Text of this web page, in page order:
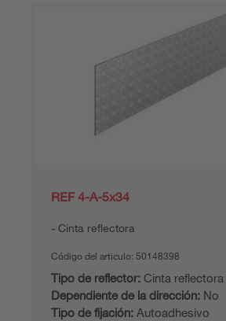
REF 4-A-5x34
Cinta reflectora
Código del articulo: 50148398
Tipo de reflector: Cinta reflectora
Dependiente de la dirección: No
Tipo de fijación: Autoadhesivo